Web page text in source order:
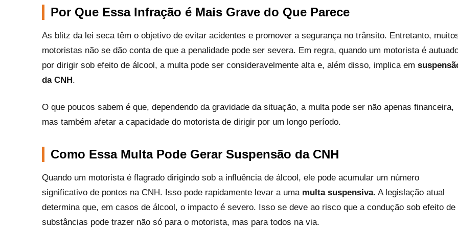
Por Que Essa Infração é Mais Grave do Que Parece
As blitz da lei seca têm o objetivo de evitar acidentes e promover a segurança no trânsito. Entretanto,
motoristas não se dão conta de que a penalidade pode ser severa. Em regra, quando um motorista é
por dirigir sob efeito de álcool, a multa pode ser consideravelmente alta e, além disso, implica em
da CNH.
O que poucos sabem é que, dependendo da gravidade da situação, a multa pode ser não apenas financeira,
mas também afetar a capacidade do motorista de dirigir por um longo período.
Como Essa Multa Pode Gerar Suspensão da CNH
Quando um motorista é flagrado dirigindo sob a influência de álcool, ele pode acumular um número
significativo de pontos na CNH. Isso pode rapidamente levar a uma multa suspensiva. A legislação atual
determina que, em casos de álcool, o impacto é severo. Isso se deve ao risco que a condução sob efeito de
substâncias pode trazer não só para o motorista, mas para todos na via.